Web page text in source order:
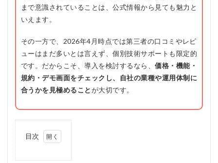
まで意識されていることは、公式情報から見ても魅力と
いえます。
その一方で、2026年4月時点では第三者の口コミやレビ
ューはまだ多いとは言えず、個別技術サポートも限定的
です。だからこそ、導入を検討するなら、価格・機能・
規約・デモ画面をチェックし、自社の業種や運用体制に
合うかを見極めることが大切です。
目次